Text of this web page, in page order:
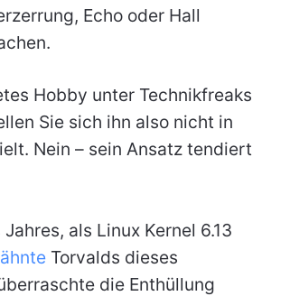
Echo oder Hall
Hobby unter Technikfreaks
Sie sich ihn also nicht in
Nein – sein Ansatz tendiert
als Linux Kernel 6.13
Torvalds dieses
die Enthüllung